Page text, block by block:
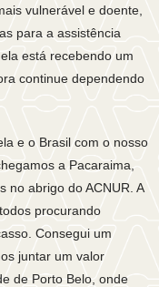
vulnerável e doente,
para a assistência
está recebendo um
continue dependendo
e o Brasil com o nosso
a Pacaraima,
no abrigo do ACNUR. A
procurando
Consegui um
juntar um valor
de Porto Belo, onde